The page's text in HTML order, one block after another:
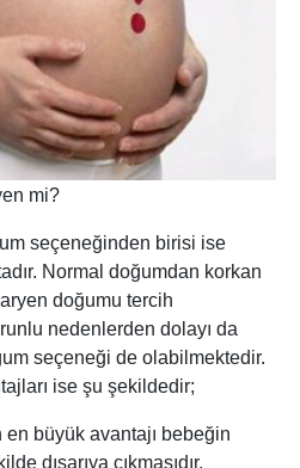
mi?
seçeneğinden birisi ise
Normal doğumdan korkan
doğumu tercih
nedenlerden dolayı da
seçeneği de olabilmektedir.
ise şu şekildedir;
büyük avantajı bebeğin
dışarıya çıkmasıdır.